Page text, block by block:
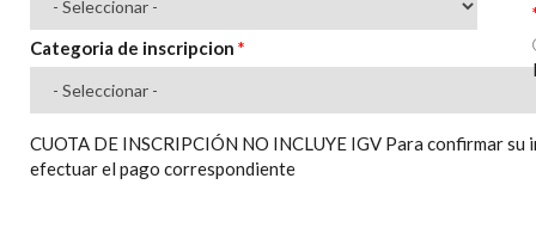
Categoria de inscripcion *
CUOTA DE INSCRIPCIÓN NO INCLUYE IGV Para confirmar
efectuar el pago correspondiente